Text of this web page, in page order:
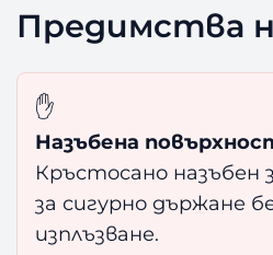
Предимства
✋
Назъбена
Кръстосано назъбен
за сигурно държане
изплъзване.